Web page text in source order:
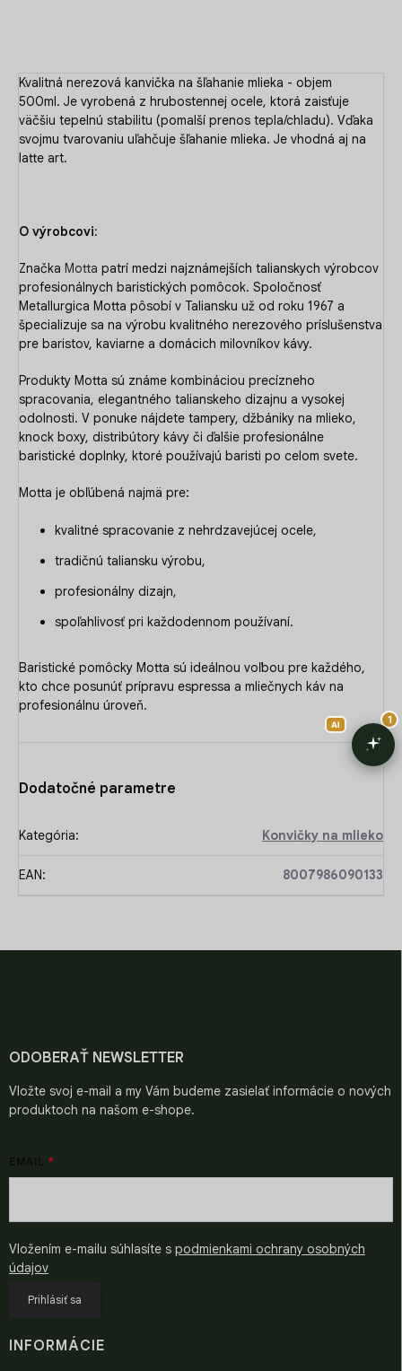
Kvalitná nerezová kanvička na šľahanie mlieka - objem
500ml. Je vyrobená z hrubostennej ocele, ktorá zaisťuje
väčšiu tepelnú stabilitu (pomalší prenos tepla/chladu). Vďaka
svojmu tvarovaniu uľahčuje šľahanie mlieka. Je vhodná aj na
latte art.
O výrobcovi:
Značka Motta patrí medzi najznámejších talianskych výrobcov
profesionálnych baristických pomôcok. Spoločnosť
Metallurgica Motta pôsobí v Taliansku už od roku 1967 a
špecializuje sa na výrobu kvalitného nerezového príslušenstva
pre baristov, kaviarne a domácich milovníkov kávy.
Produkty Motta sú známe kombináciou precízneho
spracovania, elegantného talianskeho dizajnu a vysokej
odolnosti. V ponuke nájdete tampery, džbániky na mlieko,
knock boxy, distribútory kávy či ďalšie profesionálne
baristické doplnky, ktoré používajú baristi po celom svete.
Motta je obľúbená najmä pre:
kvalitné spracovanie z nehrdzavejúcej ocele,
tradičnú taliansku výrobu,
profesionálny dizajn,
spoľahlivosť pri každodennom používaní.
Baristické pomôcky Motta sú ideálnou voľbou pre každého,
kto chce posunúť prípravu espressa a mliečnych káv na
profesionálnu úroveň.
Dodatočné parametre
Kategória: Konvičky na mlieko
EAN: 8007986090133
ODOBERAŤ NEWSLETTER
Vložte svoj e-mail a my Vám budeme zasielať informácie o nových
produktoch na našom e-shope.
Vložením e-mailu súhlasíte s podmienkami ochrany osobných
údajov
Prihlásiť sa
INFORMÁCIE